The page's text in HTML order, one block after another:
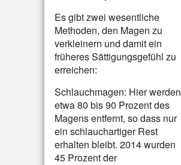
Es gibt zwei wesentliche
Methoden, den Magen zu
verkleinern und damit ein
früheres Sättigungsgefühl zu
erreichen:
Schlauchmagen: Hier werden
etwa 80 bis 90 Prozent des
Magens entfernt, so dass nur
ein schlauchartiger Rest
erhalten bleibt. 2014 wurden
45 Prozent der